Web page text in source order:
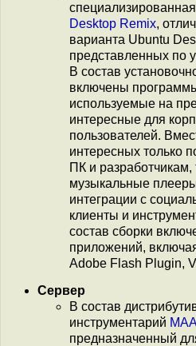
Desktop Remix,
варианта Ubuntu
представленных по
В состав
включены
используемые на
интересные для
пользователей.
интересных только
ПК и разработчикам,
музыкальные
интеграции с
клиенты и
состав сборки
приложений,
Adobe Flash Plugin,
Сервер
В состав
инструментарий
предназначенный